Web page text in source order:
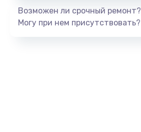
Возможен ли срочный ремонт?
Могу при нем присутствовать?